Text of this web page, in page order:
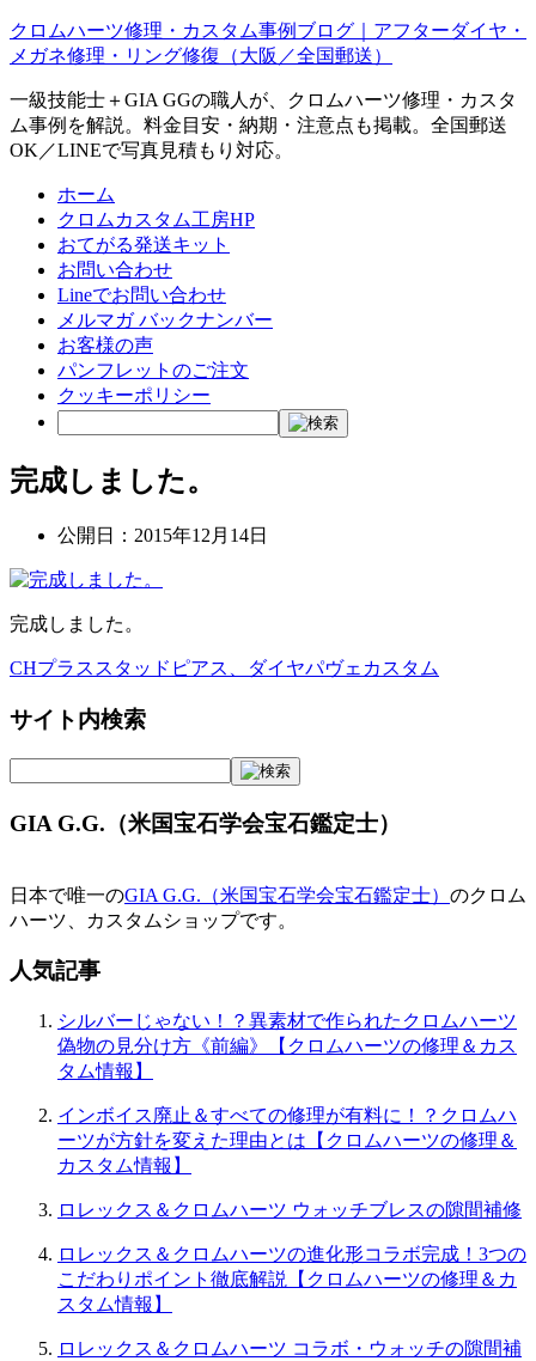
クロムハーツ修理・カスタム事例ブログ｜アフターダイヤ・
メガネ修理・リング修復（大阪／全国郵送）
一級技能士＋GIA GGの職人が、クロムハーツ修理・カスタ
ム事例を解説。料金目安・納期・注意点も掲載。全国郵送
OK／LINEで写真見積もり対応。
ホーム
クロムカスタム工房HP
おてがる発送キット
お問い合わせ
Lineでお問い合わせ
メルマガ バックナンバー
お客様の声
パンフレットのご注文
クッキーポリシー
完成しました。
公開日： 2015年12月14日
完成しました。
投
稿
ナ
ビ
ゲ
シ
ン
CHプラススタッドピアス、ダイヤパヴェカスタム
サイト内検索
GIA G.G.（米国宝石学会宝石鑑定士）
日本で唯一のGIA G.G.（米国宝石学会宝石鑑定士） のクロム
ハーツ、カスタムショップです。
人気記事
シルバーじゃない！？異素材で作られたクロムハーツ
偽物の見分け方《前編》【クロムハーツの修理＆カス
タム情報】
インボイス廃止＆すべての修理が有料に！？クロムハ
ーツが方針を変えた理由とは【クロムハーツの修理＆
カスタム情報】
ロレックス＆クロムハーツ ウォッチブレスの隙間補修
ロレックス＆クロムハーツの進化形コラボ完成！3つの
こだわりポイント徹底解説【クロムハーツの修理＆カ
スタム情報】
ロレックス＆クロムハーツ コラボ・ウォッチの隙間補